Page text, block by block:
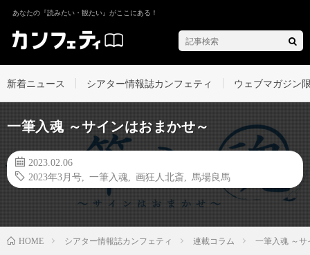
あなたの『読みたい・観たい』がここにある！
新着ニュース シアター情報誌カンフェティ ウェブマガジン
一筆入魂 ～サインはおまかせ～
2023.02.06
2023年3月号
一筆入魂 画狂人北斎 馬場良馬
HOME シアター情報誌カンフェティ 連載コラム 一筆入魂 ～